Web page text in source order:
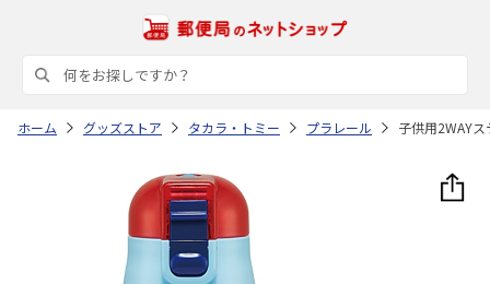
ホーム グッズストア タカラ・トミー プラレール 子供用2WAY